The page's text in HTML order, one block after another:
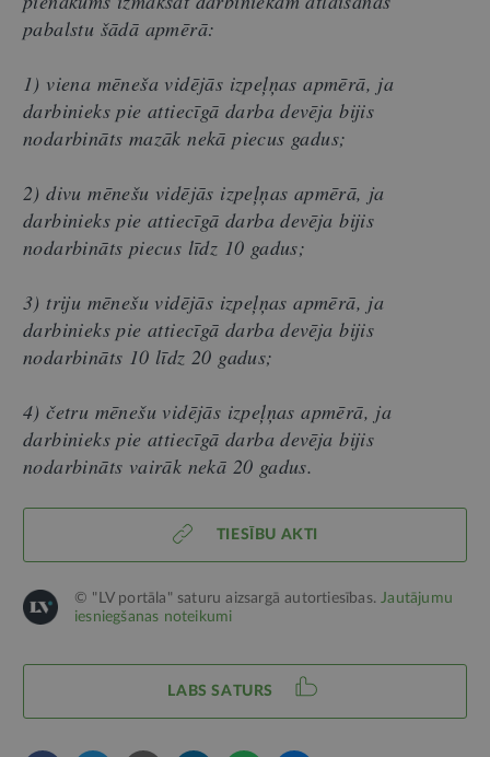
pabalstu šādā apmērā:
1) viena mēneša vidējās izpeļņas apmērā, ja
darbinieks pie attiecīgā darba devēja bijis
nodarbināts mazāk nekā piecus gadus;
2) divu mēnešu vidējās izpeļņas apmērā, ja
darbinieks pie attiecīgā darba devēja bijis
nodarbināts piecus līdz 10 gadus;
3) triju mēnešu vidējās izpeļņas apmērā, ja
darbinieks pie attiecīgā darba devēja bijis
nodarbināts 10 līdz 20 gadus;
4) četru mēnešu vidējās izpeļņas apmērā, ja
darbinieks pie attiecīgā darba devēja bijis
nodarbināts vairāk nekā 20 gadus.
TIESĪBU AKTI
© "LV portāla" saturu aizsargā autortiesības.Jautājumu
iesniegšanas noteikumi
LABS SATURS